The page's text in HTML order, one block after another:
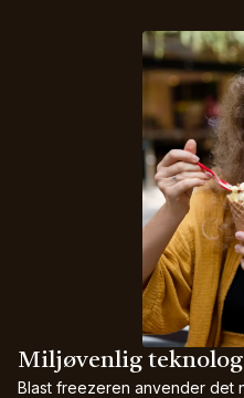
Miljøvenlig
Blast freezeren anvender det